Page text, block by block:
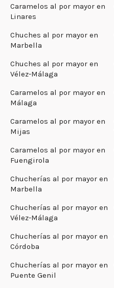
Caramelos al por mayor en
Linares
Chuches al por mayor en
Marbella
Chuches al por mayor en
Vélez-Málaga
Caramelos al por mayor en
Málaga
Caramelos al por mayor en
Mijas
Caramelos al por mayor en
Fuengirola
Chucherías al por mayor en
Marbella
Chucherías al por mayor en
Vélez-Málaga
Chucherías al por mayor en
Córdoba
Chucherías al por mayor en
Puente Genil